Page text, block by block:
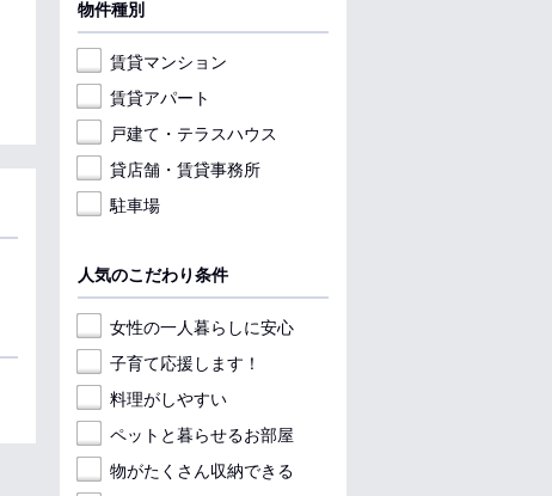
物件種別
賃貸マンション
賃貸アパート
戸建て・テラスハウス
貸店舗・賃貸事務所
駐車場
人気のこだわり条件
女性の一人暮らしに安心
子育て応援します！
料理がしやすい
ペットと暮らせるお部屋
物がたくさん収納できる